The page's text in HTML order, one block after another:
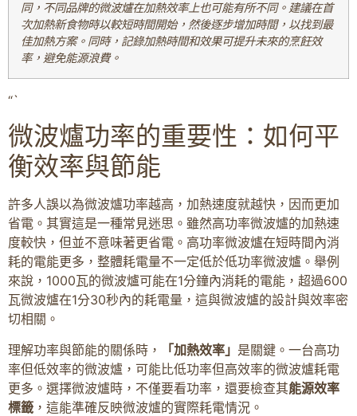
同，不同品牌的微波爐在加熱效率上也可能有所不同。建議在首
次加熱新食物時以較短時間開始，然後逐步增加時間，以找到最
佳加熱方案。同時，記錄加熱時間和效果可提升未來的烹飪效
率，避免能源浪費。
“`
微波爐功率的重要性：如何平
衡效率與節能
許多人誤以為微波爐功率越高，加熱速度就越快，因而更加
省電。其實這是一種常見迷思。雖然高功率微波爐的加熱速
度較快，但並不意味著更省電。高功率微波爐在短時間內消
耗的電能更多，整體耗電量不一定低於低功率微波爐。舉例
來說，1000瓦的微波爐可能在1分鐘內消耗的電能，超過600
瓦微波爐在1分30秒內的耗電量，這與微波爐的設計與效率密
切相關。
理解功率與節能的關係時，
「加熱效率」 是關鍵。一台高功
率但低效率的微波爐，可能比低功率但高效率的微波爐耗電
更多。選擇微波爐時，不僅要看功率，還要檢查其能源效率
標籤 ，這能準確反映微波爐的實際耗電情況。